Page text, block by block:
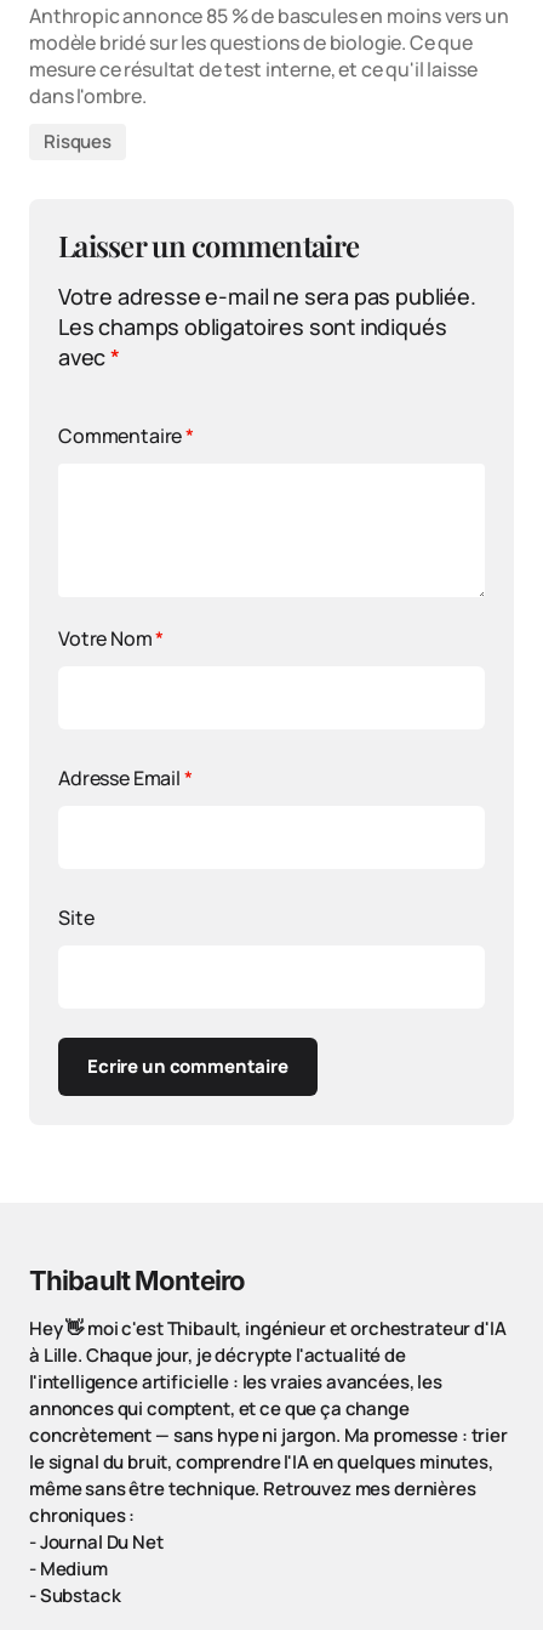
Anthropic annonce 85 % de bascules en moins vers un
modèle bridé sur les questions de biologie. Ce que
mesure ce résultat de test interne, et ce qu'il laisse
dans l'ombre.
Risques
Laisser un commentaire
Votre adresse e-mail ne sera pas publiée.
Les champs obligatoires sont indiqués
avec*
Commentaire*
Votre Nom*
Adresse Email*
Site
Ecrire un commentaire
Thibault Monteiro
Hey 👋 moi c'est Thibault, ingénieur et orchestrateur d'IA
à Lille. Chaque jour, je décrypte l'actualité de
l'intelligence artificielle : les vraies avancées, les
annonces qui comptent, et ce que ça change
concrètement — sans hype ni jargon. Ma promesse : trier
le signal du bruit, comprendre l'IA en quelques minutes,
même sans être technique. Retrouvez mes dernières
chroniques :
-Journal Du Net
-Medium
-Substack